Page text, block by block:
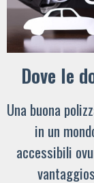
Dove le
Una buona
in un
accessibili